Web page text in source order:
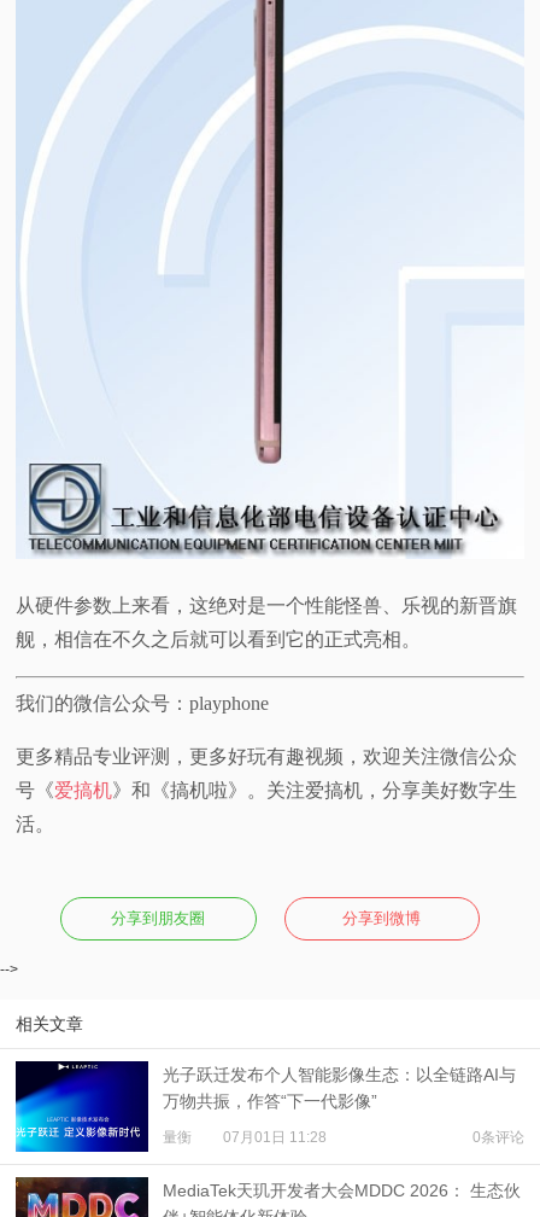
从硬件参数上来看，这绝对是一个性能怪兽、乐视的新晋旗
舰，相信在不久之后就可以看到它的正式亮相。
我们的微信公众号：playphone
更多精品专业评测，更多好玩有趣视频，欢迎关注微信公众
号《爱搞机》和《搞机啦》。关注爱搞机，分享美好数字生
活。
分享到朋友圈 分享到微博
-->
相关文章
光子跃迁发布个人智能影像生态：以全链路AI与
万物共振，作答“下一代影像”
量衡 07月01日 11:28 0条评论
MediaTek天玑开发者大会MDDC 2026： 生态伙